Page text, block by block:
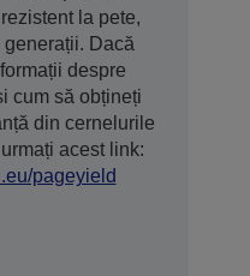
la pete,
Dacă
despre
cum să obțineți
din cernelurile
acest link:
pageyield